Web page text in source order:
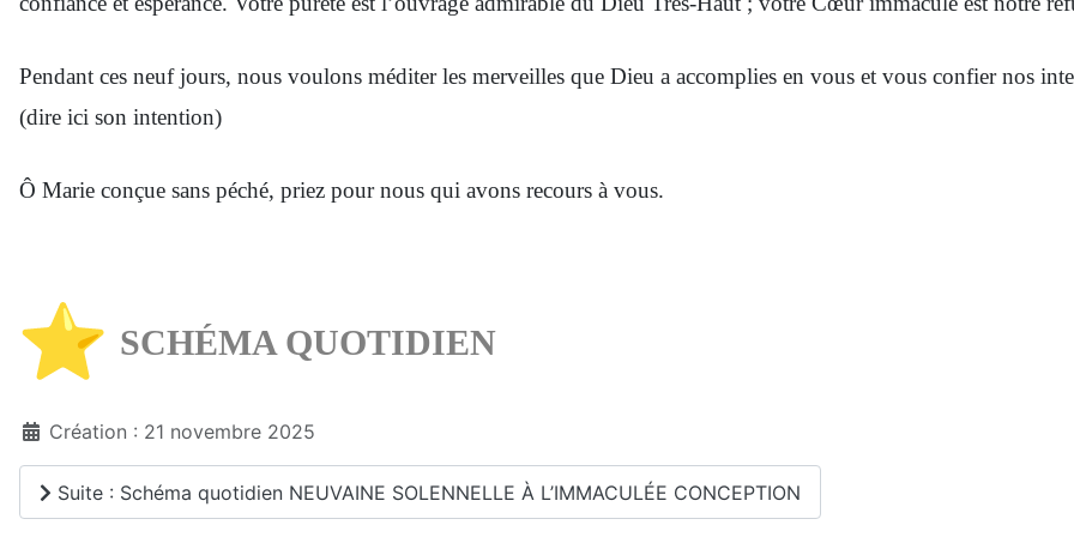
Pendant ces neuf jours, nous voulons méditer les merveilles que Dieu a accomplies en vous et vous confier nos
(dire ici son intention)
Ô Marie conçue sans péché, priez pour nous qui avons recours à vous.
SCHÉMA QUOTIDIEN
Création : 21 novembre 2025
Suite : Schéma quotidien NEUVAINE SOLENNELLE À L’IMMACULÉE CONCEPTION